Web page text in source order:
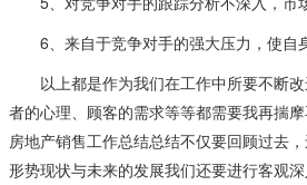
6、来自于竞争对手的强大压力，使自身
以上都是作为我们在工作中所要不断改
者的心理、顾客的需求等等都需要我再揣摩
房地产销售工作总结总结不仅要回顾过去
形势现状与未来的发展我们还要进行客观深